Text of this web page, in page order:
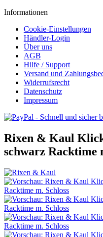
Informationen
Cookie-Einstellungen
Händler-Login
Über uns
AGB
Hilfe / Support
Versand und
Widerrufsrecht
Datenschutz
Impressum
Rixen & Kaul
schwarz Racktime